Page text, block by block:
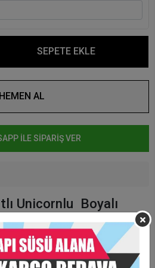
SEPETE EKLE
HEMEN AL
İLE SİPARİŞ VER
Unicornlu Boyalı
amaçlıdır.
vardır.